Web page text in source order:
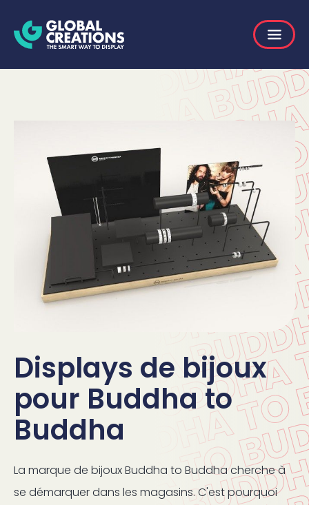
Displays de bijoux
pour Buddha to
Buddha
La marque de bijoux Buddha to Buddha cherche à
se démarquer dans les magasins. C'est pourquoi